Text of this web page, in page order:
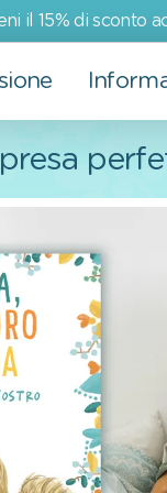
il 15% di sconto
Altri
Biglietti
Eventi
San
I nostri
Più che
Impegno
Impegno